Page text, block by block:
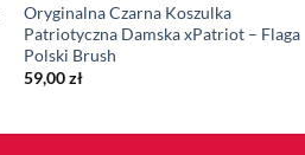
Oryginalna Czarna Koszulka
Patriotyczna Damska xPatriot – Flaga
Polski Brush
59,00zł